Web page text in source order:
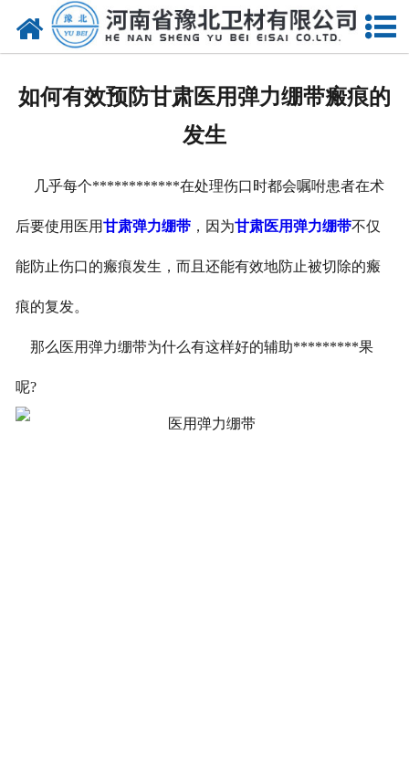
网站首页
厂房设备
联系我们
如何有效预防甘肃医用弹力绷带瘢痕的
发生
几乎每个************在处理伤口时都会嘱咐患者在术
后要使用医用甘肃弹力绷带，因为甘肃医用弹力绷带不仅
能防止伤口的瘢痕发生，而且还能有效地防止被切除的瘢
痕的复发。
那么医用弹力绷带为什么有这样好的辅助*********果
呢?